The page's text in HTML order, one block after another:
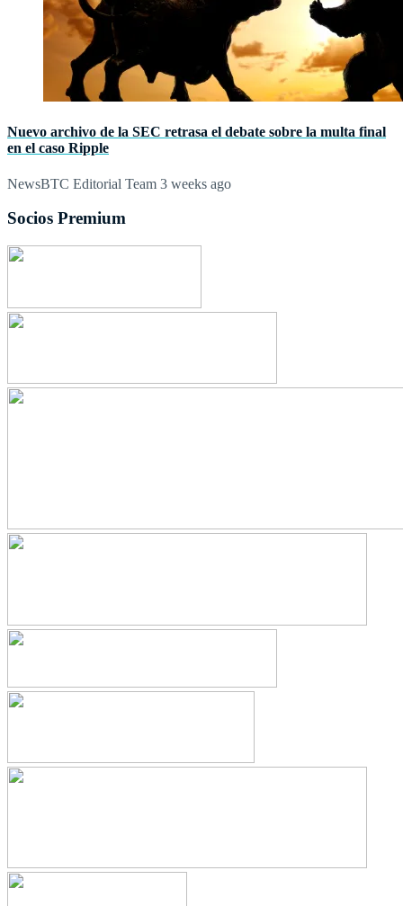
Nuevo archivo de la SEC retrasa el debate sobre la multa final
en el caso Ripple
NewsBTC Editorial Team 3 weeks ago
Socios Premium